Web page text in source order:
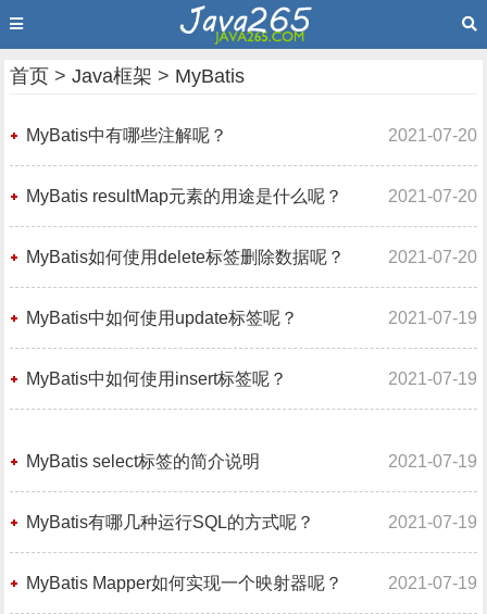
首页 >Java框架 > MyBatis
MyBatis中有哪些注解呢？ 2021-07-20
MyBatis resultMap元素的用途是什么呢？ 2021-07-20
MyBatis如何使用delete标签删除数据呢？ 2021-07-20
MyBatis中如何使用update标签呢？ 2021-07-19
MyBatis中如何使用insert标签呢？ 2021-07-19
MyBatis select标签的简介说明 2021-07-19
MyBatis有哪几种运行SQL的方式呢？ 2021-07-19
MyBatis Mapper如何实现一个映射器呢？ 2021-07-19